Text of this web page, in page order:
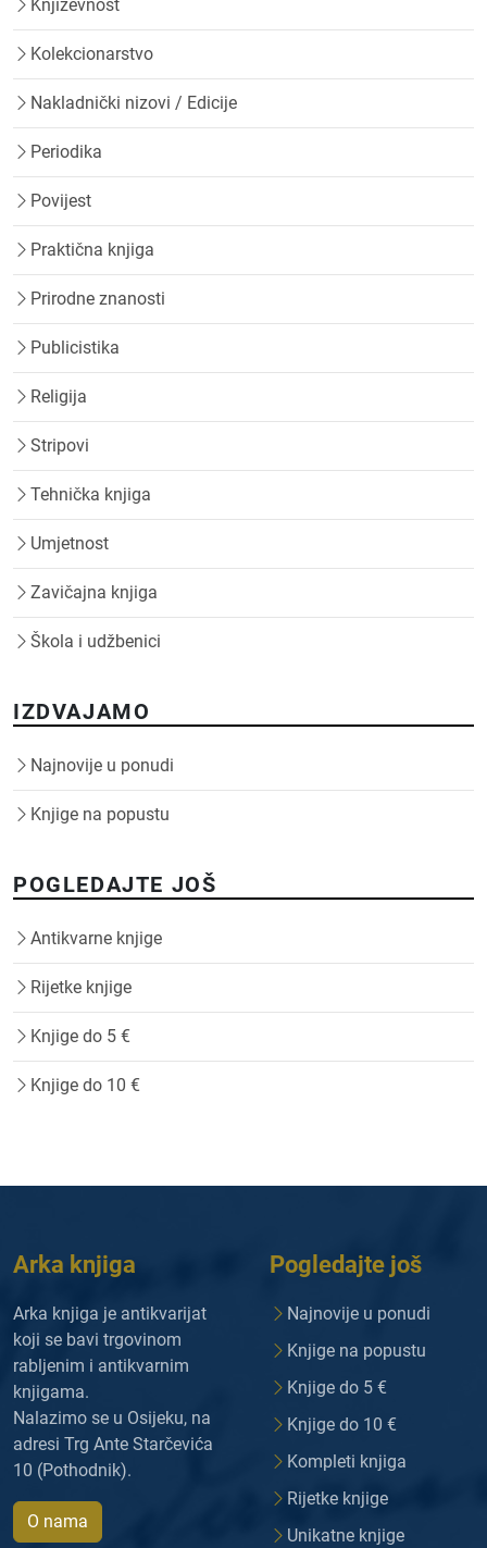
Književnost
Kolekcionarstvo
Nakladnički nizovi / Edicije
Periodika
Povijest
Praktična knjiga
Prirodne znanosti
Publicistika
Religija
Stripovi
Tehnička knjiga
Umjetnost
Zavičajna knjiga
Škola i udžbenici
IZDVAJAMO
Najnovije u ponudi
Knjige na popustu
POGLEDAJTE JOŠ
Antikvarne knjige
Rijetke knjige
Knjige do 5 €
Knjige do 10 €
Arka knjiga
Arka knjiga je antikvarijat
koji se bavi trgovinom
rabljenim i antikvarnim
knjigama.
Nalazimo se u Osijeku, na
adresi Trg Ante Starčevića
10 (Pothodnik).
O nama
Pogledajte još
Najnovije u ponudi
Knjige na popustu
Knjige do 5 €
Knjige do 10 €
Kompleti knjiga
Rijetke knjige
Unikatne knjige